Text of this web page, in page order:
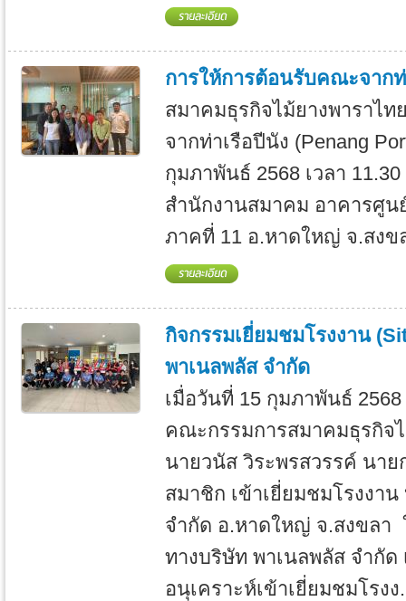
การให้การต้อนรับคณะจาก
สมาคมธุรกิจไม้ยางพาราไ
จากท่าเรือปีนัง (Penang
กุมภาพันธ์ 2568 เวลา
สำนักงานสมาคม อาคารศูน
ภาคที่ 11 อ.หาดใหญ่ จ.สงข
กิจกรรมเยี่ยมชมโรงงาน
พาเนลพลัส จำกัด
เมื่อวันที่ 15 กุมภาพันธ์ 2568
คณะกรรมการสมาคมธุรกิจ
นายวนัส วิระพรสวรรค์ นา
สมาชิก เข้าเยี่ยมชมโรงงา
จำกัด อ.หาดใหญ่ จ.สงขล
ทางบริษัท พาเนลพลัส จำกัด
อนุเคราะห์เข้าเยี่ยมชมโรงง